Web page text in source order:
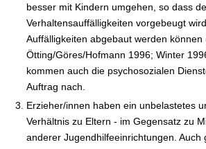
besser mit Kindern umgehen, so dass
Verhaltensauffälligkeiten vorgebeugt
Auffälligkeiten abgebaut werden können
Ötting/Göres/Hofmann 1996; Winter
kommen auch die psychosozialen
Auftrag nach.
Erzieher/innen haben ein unbelastetes
Verhältnis zu Eltern - im Gegensatz zu
anderer Jugendhilfeeinrichtungen. Auch